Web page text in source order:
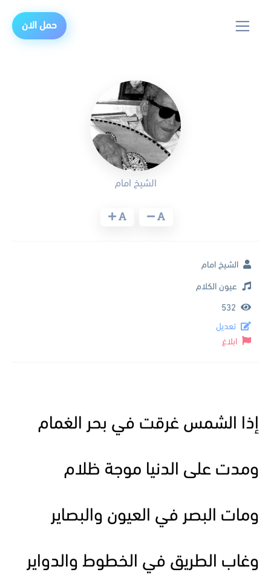
حمل الان
إذا الشمس غرقت في بحر الغمام
ومدت على الدنيا موجة ظلام
ومات البصر في العيون والبصاير
وغاب الطريق في الخطوط والدواير
الشيخ امام
الشيخ امام
عيون الكلام
532
تعديل
ابلاغ